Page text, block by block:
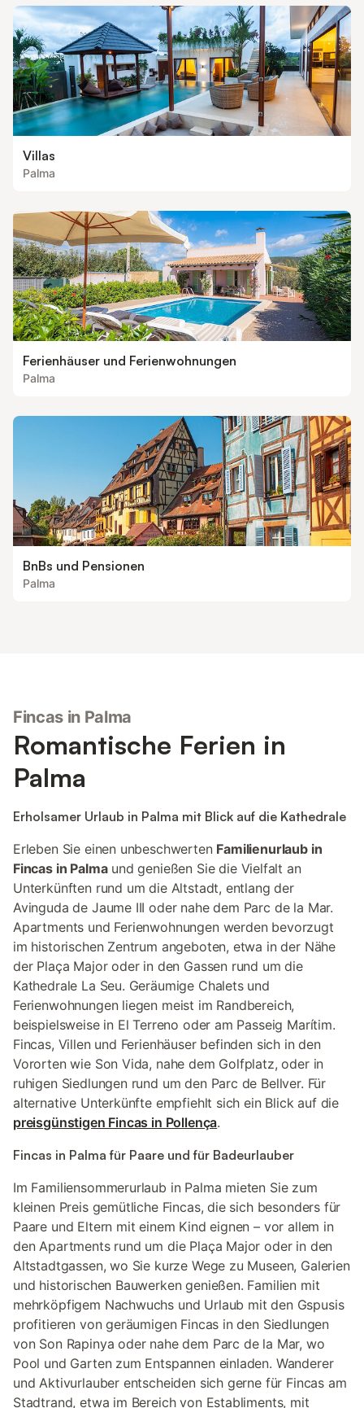
alle mit zwei Einzelbetten ausgestattet. Es gibt auch ein
Badezimmer mit Badewanne, die das ganze Haus dient. Bei
Bedarf stellen wir Ihnen gerne ein Kinderbett und einen H
Villas
Palma
Ferienhäuser und Ferienwohnungen
Palma
BnBs und Pensionen
Palma
Fincas in Palma
Romantische Ferien in
Palma
Erholsamer Urlaub in Palma mit Blick auf die Kathedrale
Erleben Sie einen unbeschwerten Familienurlaub in
Fincas in Palmaund genießen Sie die Vielfalt an
Unterkünften rund um die Altstadt, entlang der
Avinguda de Jaume III oder nahe dem Parc de la Mar.
Apartments und Ferienwohnungen werden bevorzugt
im historischen Zentrum angeboten, etwa in der Nähe
der Plaça Major oder in den Gassen rund um die
Kathedrale La Seu. Geräumige Chalets und
Ferienwohnungen liegen meist im Randbereich,
beispielsweise in El Terreno oder am Passeig Marítim.
Fincas, Villen und Ferienhäuser befinden sich in den
Vororten wie Son Vida, nahe dem Golfplatz, oder in
ruhigen Siedlungen rund um den Parc de Bellver. Für
alternative Unterkünfte empfiehlt sich ein Blick auf die
preisgünstigen Fincas in Pollença.
Fincas in Palma für Paare und für Badeurlauber
Im Familiensommerurlaub in Palma mieten Sie zum
kleinen Preis gemütliche Fincas, die sich besonders für
Paare und Eltern mit einem Kind eignen – vor allem in
den Apartments rund um die Plaça Major oder in den
Altstadtgassen, wo Sie kurze Wege zu Museen, Galerien
und historischen Bauwerken genießen. Familien mit
mehrköpfigem Nachwuchs und Urlaub mit den Gspusis
profitieren von geräumigen Fincas in den Siedlungen
von Son Rapinya oder nahe dem Parc de la Mar, wo
Pool und Garten zum Entspannen einladen. Wanderer
und Aktivurlauber entscheiden sich gerne für Fincas am
Stadtrand, etwa im Bereich von Establiments, mit